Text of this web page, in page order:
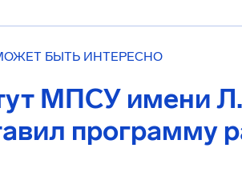
БЫТЬ ИНТЕРЕСНО
МПСУ имени
программу